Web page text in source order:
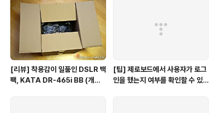
[리뷰] 착용감이 일품인 DSLR 백
팩, KATA DR-465i BB (개봉
[팁] 제로보드에서 사용자가 로그
인을 했는지 여부를 확인할 수 있